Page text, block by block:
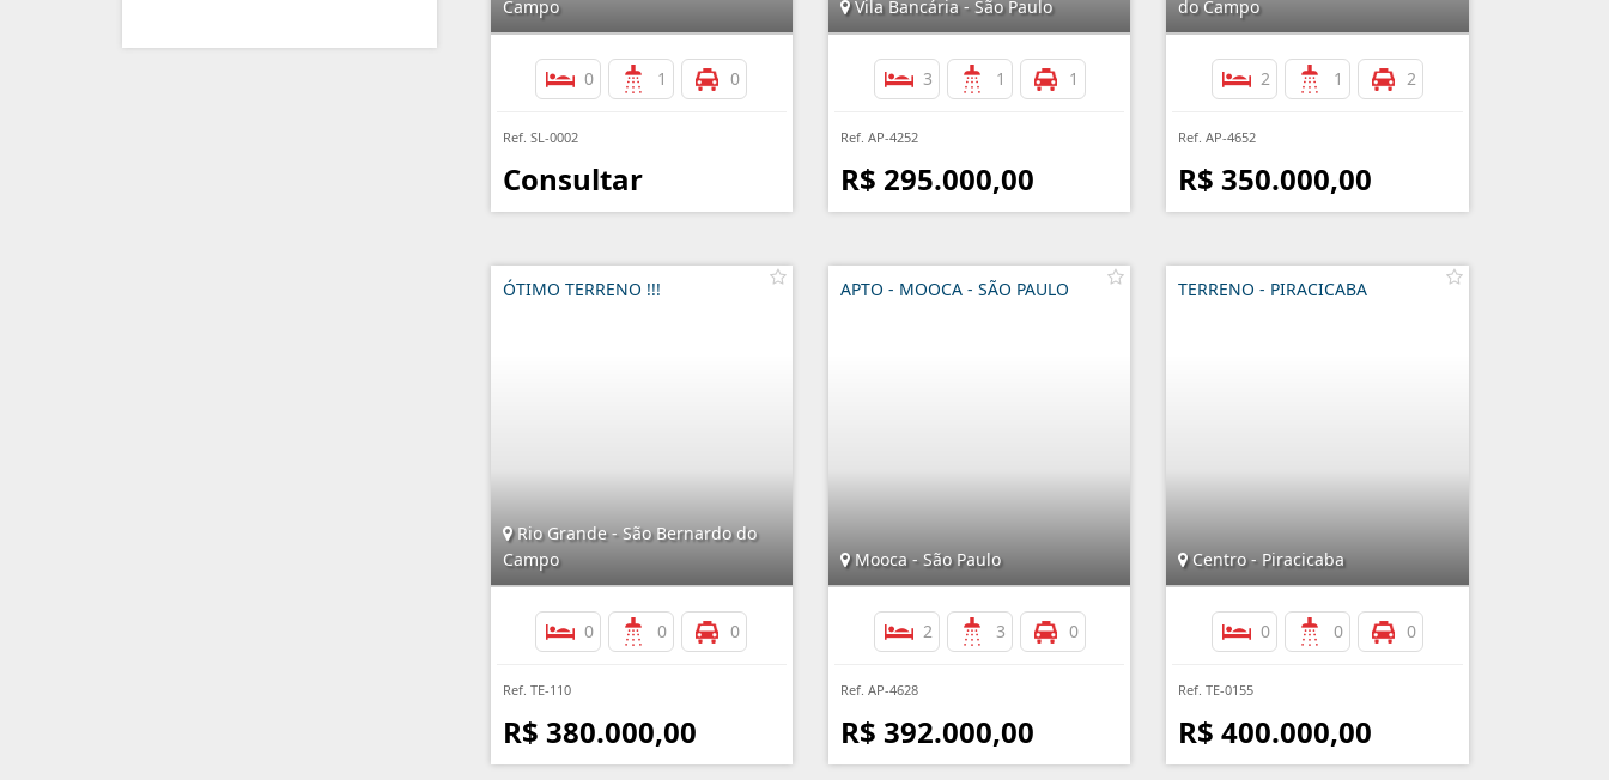
Campo
0 1 0
Ref. SL-0002
Consultar
Vila Bancária - São Paulo
3 1 1
Ref. AP-4252
R$ 295.000,00
do Campo
2 1 2
Ref. AP-4652
R$ 350.000,00
ÓTIMO TERRENO !!!
Rio Grande - São Bernardo do
Campo
0 0 0
Ref. TE-110
R$ 380.000,00
APTO - MOOCA - SÃO PAULO
Mooca - São Paulo
2 3 0
Ref. AP-4628
R$ 392.000,00
TERRENO - PIRACICABA
Centro - Piracicaba
0 0 0
Ref. TE-0155
R$ 400.000,00